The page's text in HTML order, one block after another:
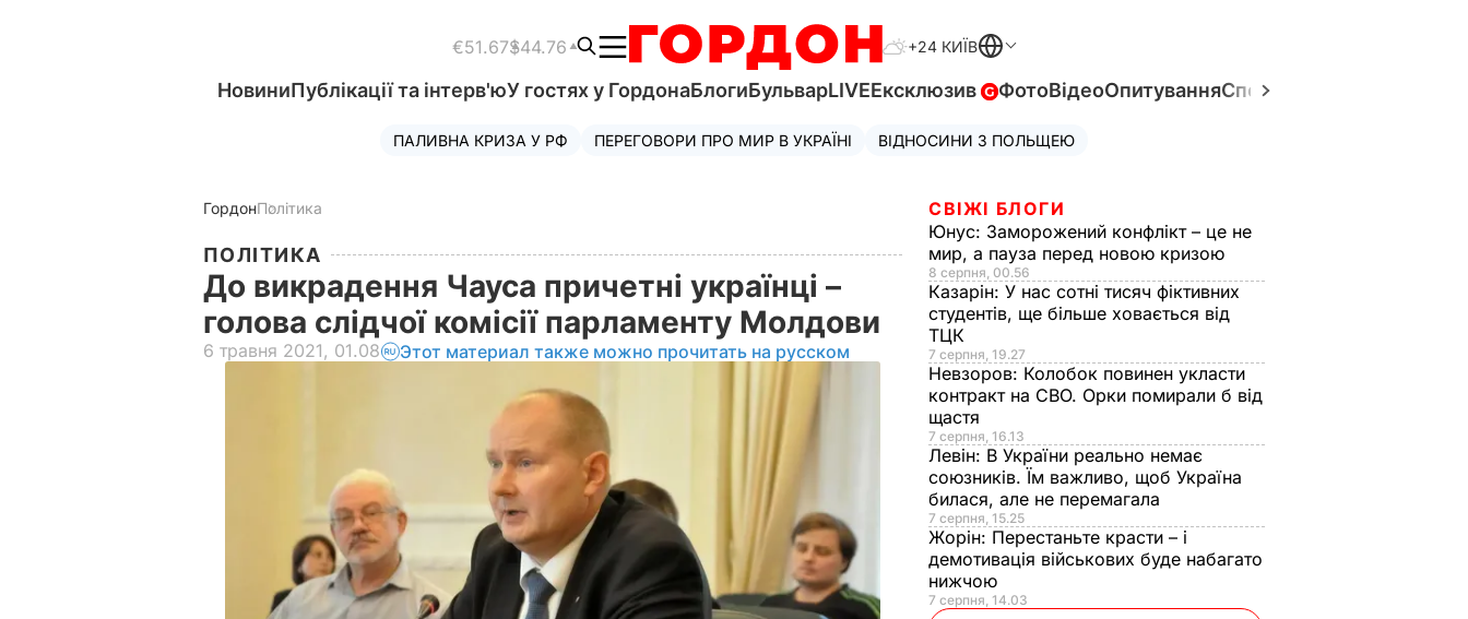
€51.67$44.76 +24 КИЇВ
НовиниПублікації та інтерв'юУ гостях у ГордонаБлогиБульварLIVEЕксклюзив ФотоВідеоОпитуванняСпецпроєкти
ПАЛИВНА КРИЗА У РФ ПЕРЕГОВОРИ ПРО МИР В УКРАЇНІ ВІДНОСИНИ З ПОЛЬЩЕЮ
ГордонПолітика
ПОЛІТИКА
До викрадення Чауса причетні українці –
голова слідчої комісії парламенту Молдови
6 травня 2021, 01.08 Этот материал также можно прочитать на русском
СВІЖІ БЛОГИ
Юнус: Заморожений конфлікт – це не
мир, а пауза перед новою кризою
8 серпня, 00.56
Казарін: У нас сотні тисяч фіктивних
студентів, ще більше ховається від
ТЦК
7 серпня, 19.27
Невзоров: Колобок повинен укласти
контракт на СВО. Орки помирали б від
щастя
7 серпня, 16.13
Левін: В України реально немає
союзників. Їм важливо, щоб Україна
билася, але не перемагала
7 серпня, 15.25
Жорін: Перестаньте красти – і
демотивація військових буде набагато
нижчою
7 серпня, 14.03